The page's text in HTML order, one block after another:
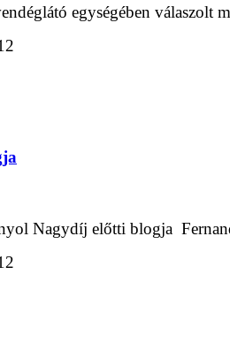
egységében válaszolt
Nagydíj előtti blogja